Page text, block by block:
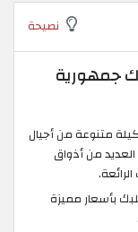
نصيحة
جمهورية
متنوعة من أجيال
من أذواق
بأسعار مميزة